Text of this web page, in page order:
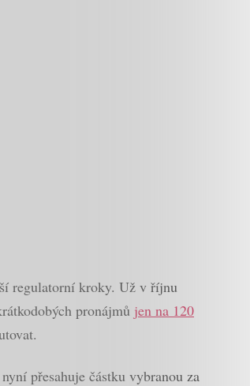
regulatorní kroky. Už v říjnu
pronájmů jen na 120
přesahuje částku vybranou za